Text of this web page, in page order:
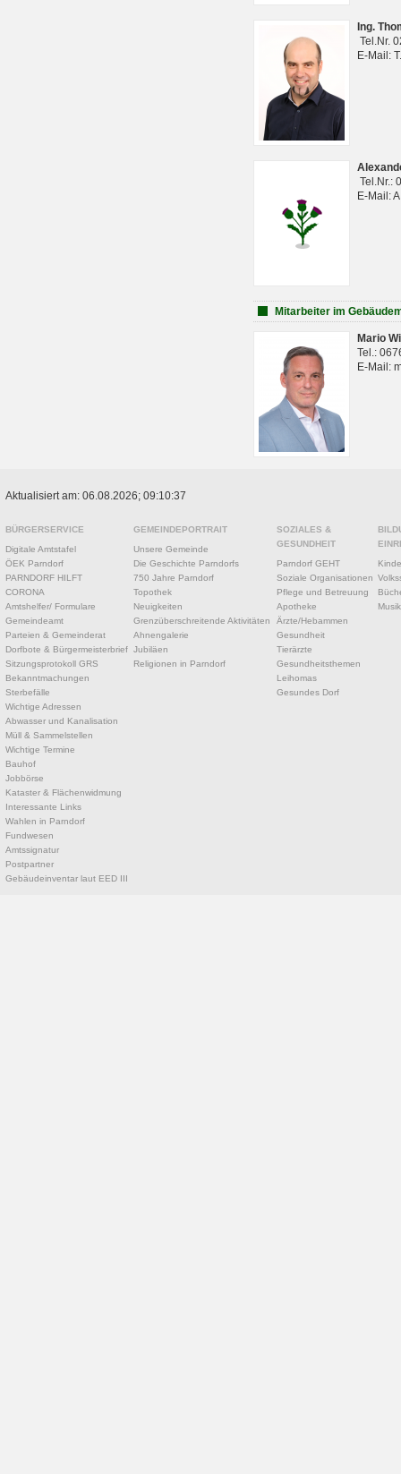
Ing.
Tel.Nr.
E-Mail:
Tel.Nr.:
E-Mail:
Mitarbeiter im
Mario
Tel.:
E-Mail:
Aktualisiert am: 06.08.2026; 09:10:37
BÜRGERSERVICE
Digitale Amtstafel
ÖEK Parndorf
PARNDORF HILFT
CORONA
Amtshelfer/ Formulare
Gemeindeamt
Parteien & Gemeinderat
Dorfbote & Bürgermeisterbrief
Sitzungsprotokoll GRS
Bekanntmachungen
Sterbefälle
Wichtige Adressen
Abwasser und Kanalisation
Müll & Sammelstellen
Wichtige Termine
Bauhof
Jobbörse
Kataster & Flächenwidmung
Interessante Links
Wahlen in Parndorf
Fundwesen
Amtssignatur
Postpartner
Gebäudeinventar laut EED III
GEMEINDEPORTRAIT
Unsere Gemeinde
Die Geschichte Parndorfs
750 Jahre Parndorf
Topothek
Neuigkeiten
Grenzüberschreitende Aktivitäten
Ahnengalerie
Jubiläen
Religionen in Parndorf
SOZIALES &
GESUNDHEIT
Parndorf GEHT
Soziale Organisationen
Pflege und Betreuung
Apotheke
Ärzte/Hebammen
Gesundheit
Tierärzte
Gesundheitsthemen
Leihomas
Gesundes Dorf